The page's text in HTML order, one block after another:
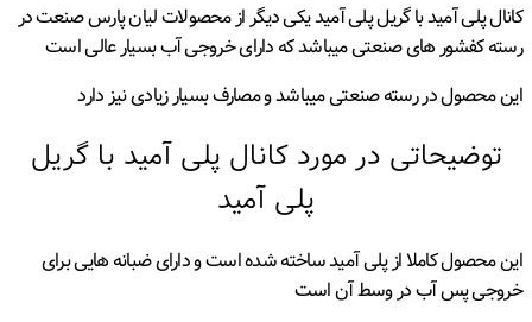
کانال پلی آمید با گریل پلی آمید یکی دیگر از محصولات لیان پارس صنعت در
رسته کفشور های صنعتی میباشد که دارای خروجی آب بسیار عالی است
این محصول در رسته صنعتی میباشد و مصارف بسیار زیادی نیز دارد
توضیحاتی در مورد کانال پلی آمید با گریل
پلی آمید
این محصول کاملا از پلی آمید ساخته شده است و دارای ضبانه هایی برای
خروجی پس آب در وسط آن است